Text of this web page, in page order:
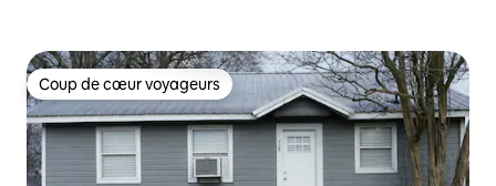
Coup de cœur voyageurs
Coup de cœur voyageurs